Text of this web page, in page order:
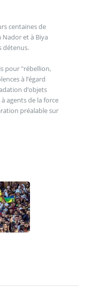
centaines de
et à Biya
détenus.
pour "rébellion,
à l’égard
d’objets
agents de la force
préalable sur